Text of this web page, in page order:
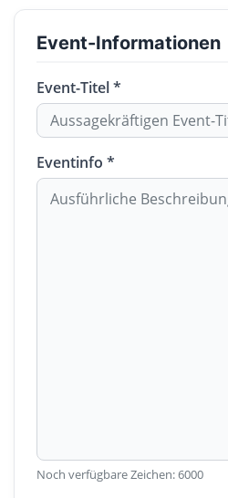
Event-Informationen
Event-Titel *
Eventinfo *
Noch verfügbare Zeichen:6000